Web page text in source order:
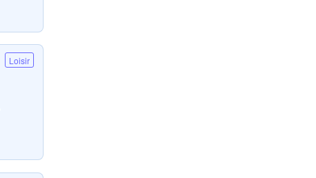
Loisir